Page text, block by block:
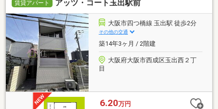
賃貸アパート アッツ・コート玉出駅前
大阪市四つ橋線 玉出駅 徒歩2分
その他の交通
築14年3ヶ月 / 2階建
大阪府大阪市西成区玉出西２丁
目
6.20万円